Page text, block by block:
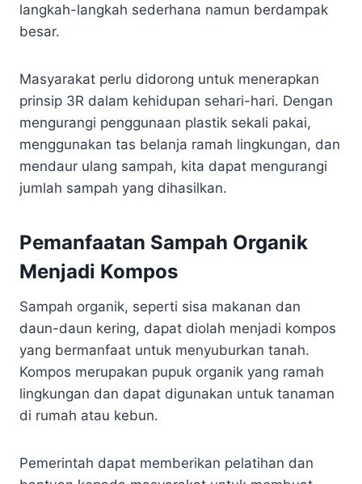
langkah-langkah sederhana namun berdampak
besar.
Masyarakat perlu didorong untuk menerapkan
prinsip 3R dalam kehidupan sehari-hari. Dengan
mengurangi penggunaan plastik sekali pakai,
menggunakan tas belanja ramah lingkungan, dan
mendaur ulang sampah, kita dapat mengurangi
jumlah sampah yang dihasilkan.
Pemanfaatan Sampah Organik
Menjadi Kompos
Sampah organik, seperti sisa makanan dan
daun-daun kering, dapat diolah menjadi kompos
yang bermanfaat untuk menyuburkan tanah.
Kompos merupakan pupuk organik yang ramah
lingkungan dan dapat digunakan untuk tanaman
di rumah atau kebun.
Pemerintah dapat memberikan pelatihan dan